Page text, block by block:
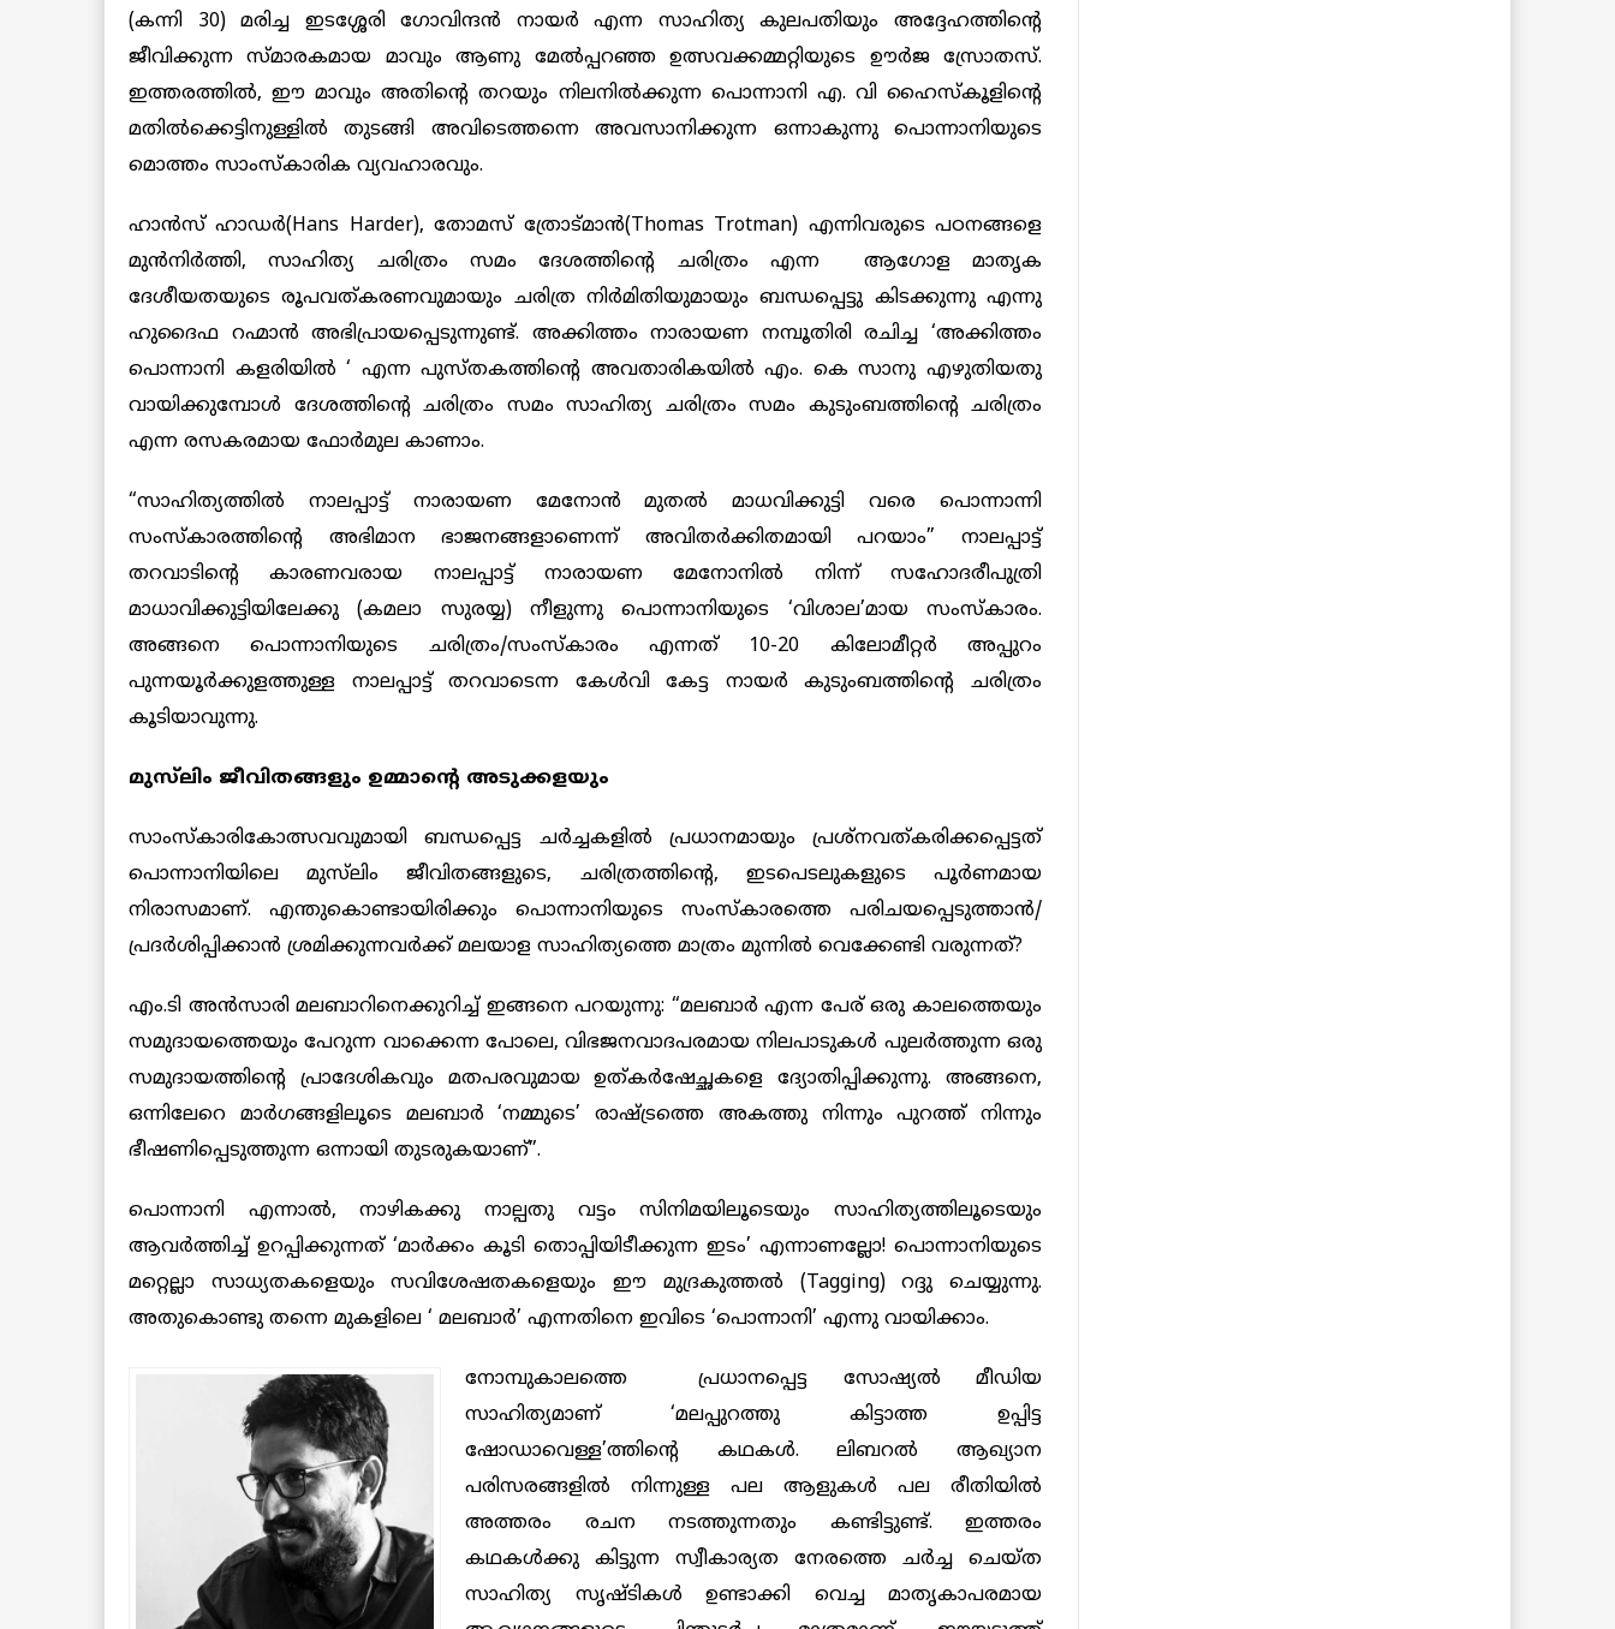
(കന്നി 30) മരിച്ച ഇടശ്ശേരി ഗോവിന്ദൻ നായർ എന്ന സാഹിത്യ കുലപതിയും അദ്ദേഹത്തിന്‍റെ
ജീവിക്കുന്ന സ്മാരകമായ മാവും ആണു മേൽപ്പറഞ്ഞ ഉത്സവക്കമ്മറ്റിയുടെ ഊർജ സ്രോതസ്.
ഇത്തരത്തിൽ, ഈ മാവും അതിന്‍റെ തറയും നിലനിൽക്കുന്ന പൊന്നാനി എ. വി ഹൈസ്‌കൂളിന്‍റെ
മതിൽക്കെട്ടിനുള്ളിൽ തുടങ്ങി അവിടെത്തന്നെ അവസാനിക്കുന്ന ഒന്നാകുന്നു പൊന്നാനിയുടെ
മൊത്തം സാംസ്‌കാരിക വ്യവഹാരവും.
ഹാൻസ് ഹാ‍ഡര്‍(Hans Harder), തോമസ് ത്രോട്മാൻ(Thomas Trotman) എന്നിവരുടെ പഠനങ്ങളെ
മുൻനിർത്തി, സാഹിത്യ ചരിത്രം സമം ദേശത്തിന്‍റെ ചരിത്രം എന്ന ആഗോള മാതൃക
ദേശീയതയുടെ രൂപവത്കരണവുമായും ചരിത്ര നിര്‍മിതിയുമായും ബന്ധപ്പെട്ടു കിടക്കുന്നു എന്നു
ഹുദൈഫ റഹ്മാൻ അഭിപ്രായപ്പെടുന്നുണ്ട്. അക്കിത്തം നാരായണ നമ്പൂതിരി രചിച്ച ‘അക്കിത്തം
പൊന്നാനി കളരിയിൽ ‘ എന്ന പുസ്തകത്തിന്‍റെ അവതാരികയിൽ എം. കെ സാനു എഴുതിയതു
വായിക്കുമ്പോൾ ദേശത്തിന്‍റെ ചരിത്രം സമം സാഹിത്യ ചരിത്രം സമം കുടുംബത്തിന്‍റെ ചരിത്രം
എന്ന രസകരമായ ഫോര്‍മുല കാണാം.
“സാഹിത്യത്തിൽ നാലപ്പാട്ട് നാരായണ മേനോൻ മുതൽ മാധവിക്കുട്ടി വരെ പൊന്നാന്നി
സംസ്കാരത്തിന്‍റെ അഭിമാന ഭാജനങ്ങളാണെന്ന് അവിതർക്കിതമായി പറയാം” നാലപ്പാട്ട്
തറവാടിന്‍റെ കാരണവരായ നാലപ്പാട്ട് നാരായണ മേനോനിൽ നിന്ന് സഹോദരീപുത്രി
മാധാവിക്കുട്ടിയിലേക്കു (കമലാ സുരയ്യ) നീളുന്നു പൊന്നാനിയുടെ ‘വിശാല’മായ സംസ്കാരം.
അങ്ങനെ പൊന്നാനിയുടെ ചരിത്രം/സംസ്കാരം എന്നത് 10-20 കിലോമീറ്റർ അപ്പുറം
പുന്നയൂർക്കുളത്തുള്ള നാലപ്പാട്ട് തറവാടെന്ന കേൾവി കേട്ട നായർ കുടുംബത്തിന്‍റെ ചരിത്രം
കൂടിയാവുന്നു.
മുസ്‌ലിം ജീവിതങ്ങളും ഉമ്മാന്‍റെ അടുക്കളയും
സാംസ്കാരികോത്സവവുമായി ബന്ധപ്പെട്ട ചർച്ചകളിൽ പ്രധാനമായും പ്രശ്നവത്കരിക്കപ്പെട്ടത്
പൊന്നാനിയിലെ മുസ്‌ലിം ജീവിതങ്ങളുടെ, ചരിത്രത്തിന്‍റെ, ഇടപെടലുകളുടെ പൂർണമായ
നിരാസമാണ്. എന്തുകൊണ്ടായിരിക്കും പൊന്നാനിയുടെ സംസ്കാരത്തെ പരിചയപ്പെടുത്താൻ/
പ്രദർശിപ്പിക്കാൻ ശ്രമിക്കുന്നവർക്ക് മലയാള സാഹിത്യത്തെ മാത്രം മുന്നിൽ വെക്കേണ്ടി വരുന്നത്?
എം.ടി അൻസാരി മലബാറിനെക്കുറിച്ച് ഇങ്ങനെ പറയുന്നു: “മലബാർ എന്ന പേര് ഒരു കാലത്തെയും
സമുദായത്തെയും പേറുന്ന വാക്കെന്ന പോലെ, വിഭജനവാദപരമായ നിലപാടുകൾ പുലർത്തുന്ന ഒരു
സമുദായത്തിന്‍റെ പ്രാദേശികവും മതപരവുമായ ഉത്കര്‍ഷേച്ഛകളെ ദ്യോതിപ്പിക്കുന്നു. അങ്ങനെ,
ഒന്നിലേറെ മാർഗങ്ങളിലൂടെ മലബാർ ‘നമ്മുടെ’ രാഷ്ട്രത്തെ അകത്തു നിന്നും പുറത്ത് നിന്നും
ഭീഷണിപ്പെടുത്തുന്ന ഒന്നായി തുടരുകയാണ്”.
പൊന്നാനി എന്നാൽ, നാഴികക്കു നാല്പതു വട്ടം സിനിമയിലൂടെയും സാഹിത്യത്തിലൂടെയും
ആവർത്തിച്ച് ഉറപ്പിക്കുന്നത് ‘മാർക്കം കൂടി തൊപ്പിയിടീക്കുന്ന ഇടം’ എന്നാണല്ലോ! പൊന്നാനിയുടെ
മറ്റെല്ലാ സാധ്യതകളെയും സവിശേഷതകളെയും ഈ മുദ്രകുത്തല്‍ (Tagging) റദ്ദു ചെയ്യുന്നു.
അതുകൊണ്ടു തന്നെ മുകളിലെ ‘ മലബാർ’ എന്നതിനെ ഇവിടെ ‘പൊന്നാനി’ എന്നു വായിക്കാം.
നോമ്പുകാലത്തെ പ്രധാനപ്പെട്ട സോഷ്യല്‍ മീഡിയ
സാഹിത്യമാണ് ‘മലപ്പുറത്തു കിട്ടാത്ത ഉപ്പിട്ട
ഷോഡാവെള്ള’ത്തിന്‍റെ കഥകൾ. ലിബറൽ ആഖ്യാന
പരിസരങ്ങളിൽ നിന്നുള്ള പല ആളുകൾ പല രീതിയിൽ
അത്തരം രചന നടത്തുന്നതും കണ്ടിട്ടുണ്ട്. ഇത്തരം
കഥകൾക്കു കിട്ടുന്ന സ്വീകാര്യത നേരത്തെ ചർച്ച ചെയ്ത
സാഹിത്യ സൃഷ്ടികൾ ഉണ്ടാക്കി വെച്ച മാതൃകാപരമായ